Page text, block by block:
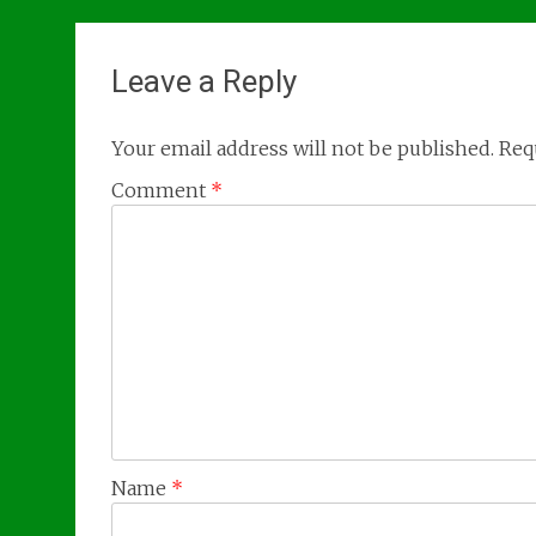
Leave a Reply
Your email address will not be published.
Comment *
Name *